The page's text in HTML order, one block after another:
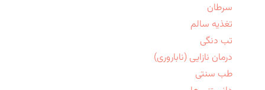
سرطان
تغذیه سالم
تب دنگی
درمان نازایی (ناباروری)
طب سنتی